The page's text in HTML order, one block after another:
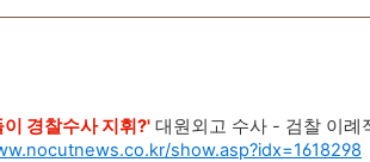
경찰수사 지휘?' 대원외고 수사 - 검찰 이례
show.asp?idx=1618298